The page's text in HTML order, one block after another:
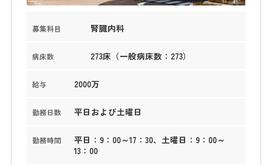
募集科目 腎臓内科
病床数 273床（一般病床数：273）
給与 2000万
勤務日数 平日および土曜日
勤務時間
平日：9：00～17：30、土曜日：9：00～
13：00